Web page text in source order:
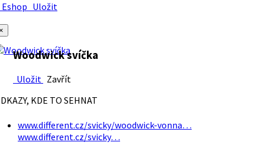
Uložit
Woodwick svíčka
Uložit Zavřít
KDE TO SEHNAT
www.different.cz/svicky/woodwick-vonna…
www.different.cz/svicky…